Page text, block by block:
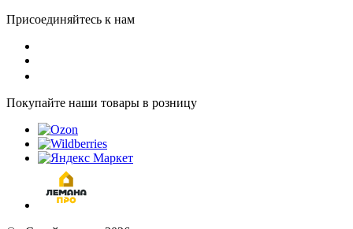
Присоединяйтесь к нам
Покупайте наши товары в розницу